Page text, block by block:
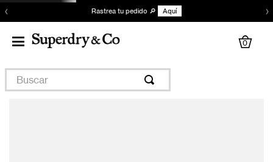
‹ Rastrea tu pedido 🔎 Aquí ›
0
Buscar